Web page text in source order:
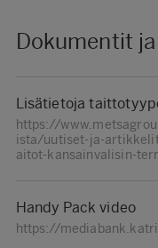
Dokumentit
Lisätietoja
https://
ista/uutiset-ja-
aitot-kansainvalisin-
Handy Pack video
https://